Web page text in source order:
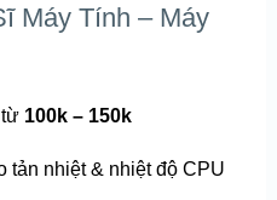
Máy Tính – Máy
100k – 150k
tản nhiệt & nhiệt độ CPU